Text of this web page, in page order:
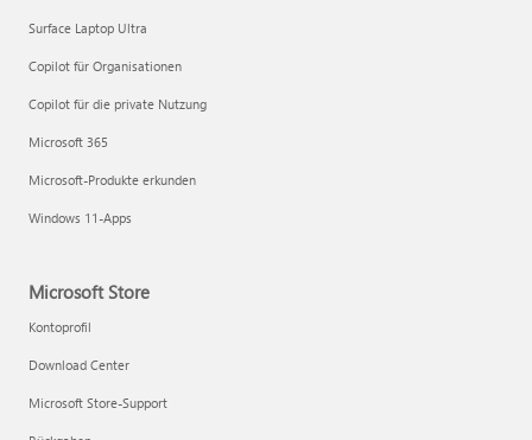
Surface Laptop Ultra
Copilot für Organisationen
Copilot für die private Nutzung
Microsoft 365
Microsoft-Produkte erkunden
Windows 11-Apps
Microsoft Store
Kontoprofil
Download Center
Microsoft Store-Support